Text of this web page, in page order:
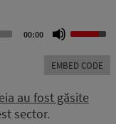
00:00
Up/Down
keys
increase
EMBED CODE
au fost găsite
sector.